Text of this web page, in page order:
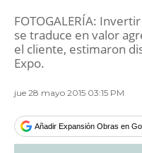
FOTOGALERÍA:
se traduce en valor
el cliente, estimaron
Expo.
jue 28 mayo 2015 03:15 PM
Añadir Expansión Obras en